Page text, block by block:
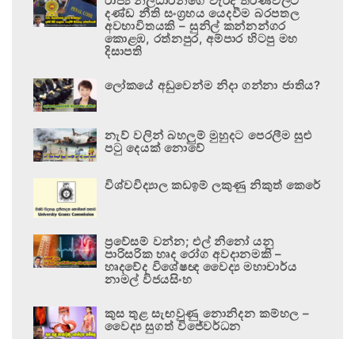
දණ්ඩ නීති සංග්‍රහය යෙදවීම බරපතල
අවභාවිතයකි – සුනිල් කන්නන්ගර
කොළඹ, රත්නපුර, අම්පාර හිටපු මහ
දිසාපති
ලෝකයේ අඩුවෙන්ම නිදා ගන්නා ජාතිය?
නැව් වලින් බහලුම් මුහුදට පෙරලීම සුළු
පටු දෙයක් නොවේ
විශ්වවිද්‍යාල කඩඉම් ලකුණු නිකුත් කෙරේ
ප්‍රවේසම් වන්න; එල් නිනෝ යනු
පාරිසරික හෘද රෝග අවදානමකි –
හෘදවේද විශේෂඥ වෛද්‍ය මහාචාර්ය
නාමල් විජයසිංහ
කුස තුළ සැඟවුණු නොනිදන කම්හල –
වෛද්‍ය සුගත් විජේවර්ධන